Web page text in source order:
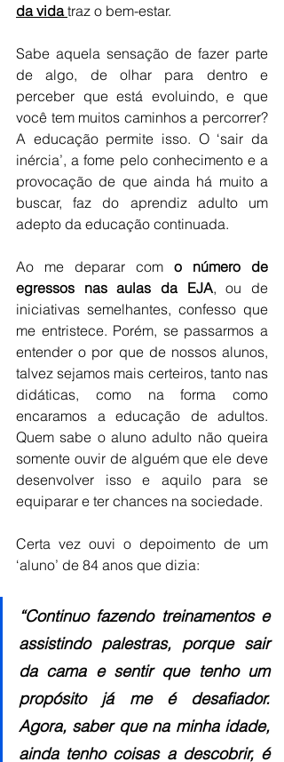
da vida traz o bem-estar.
Sabe aquela sensação de fazer parte
de algo, de olhar para dentro e
perceber que está evoluindo, e que
você tem muitos caminhos a percorrer?
A educação permite isso. O ‘sair da
inércia’, a fome pelo conhecimento e a
provocação de que ainda há muito a
buscar, faz do aprendiz adulto um
adepto da educação continuada.
Ao me deparar com o número de
egressos nas aulas da EJA, ou de
iniciativas semelhantes, confesso que
me entristece. Porém, se passarmos a
entender o por que de nossos alunos,
talvez sejamos mais certeiros, tanto nas
didáticas, como na forma como
encaramos a educação de adultos.
Quem sabe o aluno adulto não queira
somente ouvir de alguém que ele deve
desenvolver isso e aquilo para se
equiparar e ter chances na sociedade.
Certa vez ouvi o depoimento de um
‘aluno’ de 84 anos que dizia:
“Continuo fazendo treinamentos e
assistindo palestras, porque sair
da cama e sentir que tenho um
propósito já me é desafiador.
Agora, saber que na minha idade,
ainda tenho coisas a descobrir, é